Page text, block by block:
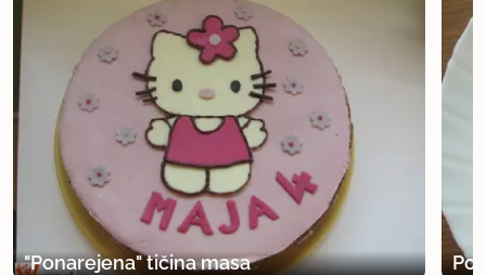
"Ponarejena" tičina masa